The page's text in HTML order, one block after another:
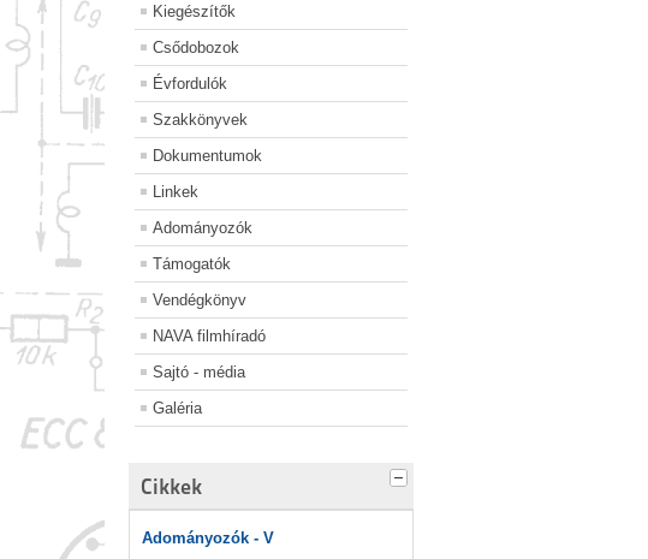
Kiegészítők
Csődobozok
Évfordulók
Szakkönyvek
Dokumentumok
Linkek
Adományozók
Támogatók
Vendégkönyv
NAVA filmhíradó
Sajtó - média
Galéria
Cikkek
Adományozók - V